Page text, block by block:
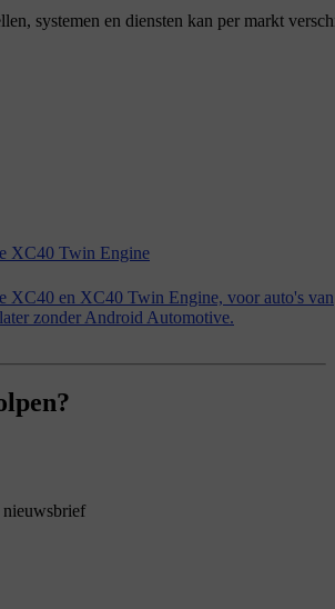
systemen en diensten kan per markt
XC40 Twin Engine
XC40 en XC40 Twin Engine, voor auto's van
zonder Android Automotive.